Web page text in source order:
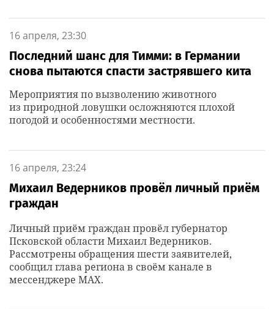
16 апреля, 23:30
Последний шанс для Тимми: в Германии
снова пытаются спасти застрявшего кита
Мероприятия по вызволению животного
из природной ловушки осложняются плохой
погодой и особенностями местности.
16 апреля, 23:24
Михаил Ведерников провёл личный приём
граждан
Личный приём граждан провёл губернатор
Псковской области Михаил Ведерников.
Рассмотрены обращения шести заявителей,
сообщил глава региона в своём канале в
мессенджере MAX.